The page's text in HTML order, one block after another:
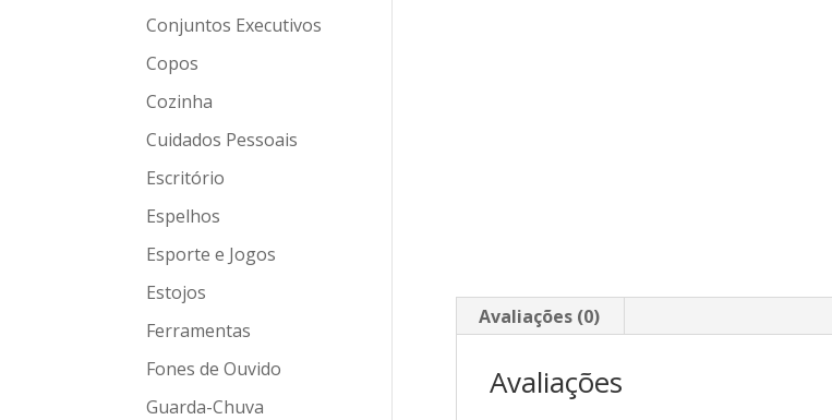
Avaliações (0)
Avaliações
Conjuntos Executivos
Copos
Cozinha
Cuidados Pessoais
Escritório
Espelhos
Esporte e Jogos
Estojos
Ferramentas
Fones de Ouvido
Guarda-Chuva